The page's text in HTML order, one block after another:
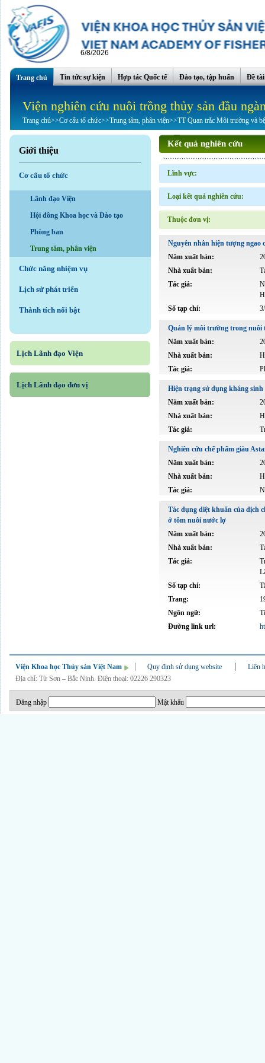
6/8/2026
Trang chủ Tin tức sự kiện Hợp tác Quốc tế Đào tạo, tập huấn Đề
Viện nghiên cứu nuôi trồng thủy sản đầu
Trang chủ>>Cơ cấu tổ chức>>Trung tâm, phân viện>>TT Quan trắc Môi trường và
Giới thiệu
Cơ cấu tổ chức
Lãnh đạo Viện
Hội đồng Khoa học và Đào tạo
Phòng ban
Trung tâm, phân viện
Chức năng nhiệm vụ
Lịch sử phát triển
Thành tích nổi bật
Lịch Lãnh đạo Viện
Lịch Lãnh đạo đơn vị
Kết quả nghiên cứu
Lĩnh vực:
Loại kết quả nghiên cứu:
Thuộc đơn vị:
Nguyên nhân hiện tượng ngao
Năm xuất bản:
Nhà xuất bản:
Tác giả:
Số tạp chí:
Quản lý môi trường trong nuôi
Năm xuất bản:
Nhà xuất bản:
Tác giả:
Hiện trạng sử dụng kháng
Năm xuất bản:
Nhà xuất bản:
Tác giả:
Nghiên cứu chế phẩm giàu
Năm xuất bản:
Nhà xuất bản:
Tác giả:
Tác dụng diệt khuẩn của dịch
ở tôm nuôi nước lợ
Năm xuất bản:
Nhà xuất bản:
Tác giả:
Số tạp chí:
Trang:
Ngôn ngữ:
Đường link url:
Viện Khoa học Thủy sản Việt Nam Quy định sử dụng website
Liên
Địa chỉ: Từ Sơn – Bắc Ninh. Điện thoại: 02226 290323
Đăng nhập Mật khẩu